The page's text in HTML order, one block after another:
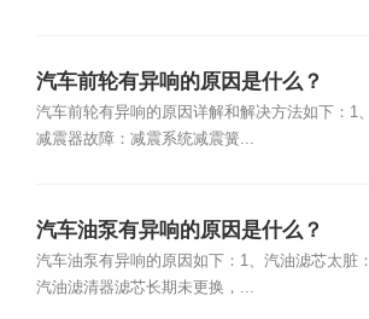
汽车前轮有异响的原因是什么？
汽车前轮有异响的原因详解和解决方法如下：1、
减震器故障：减震系统减震簧...
汽车油泵有异响的原因是什么？
汽车油泵有异响的原因如下：1、汽油滤芯太脏：
汽油滤清器滤芯长期未更换，...